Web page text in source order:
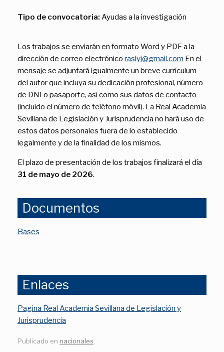
Tipo de convocatoria: Ayudas a la investigación
Los trabajos se enviarán en formato Word y PDF a la
dirección de correo electrónico raslyj@gmail.com En el
mensaje se adjuntará igualmente un breve currículum
del autor que incluya su dedicación profesional, número
de DNI o pasaporte, así como sus datos de contacto
(incluido el número de teléfono móvil). La Real Academia
Sevillana de Legislación y Jurisprudencia no hará uso de
estos datos personales fuera de lo establecido
legalmente y de la finalidad de los mismos.
El plazo de presentación de los trabajos finalizará el día
31 de mayo de 2026.
Documentos
Bases
Enlaces
Pagina Real Academia Sevillana de Legislación y
Jurisprudencia
Publicado en nacionales